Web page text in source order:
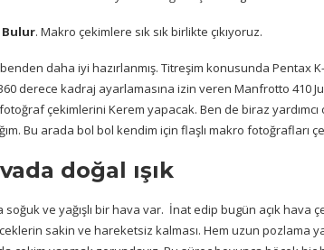
Bulur. Makro çekimlere sık sık birlikte çıkıyoruz.
daha iyi hazırlanmış. Titreşim konusunda Pentax
derece kadraj ayarlamasına izin veren Manfrotto 410
çekimlerini Kerem yapacak. Ben de biraz
Bu arada bol bol kendim için flaşlı makro fotoğrafları
doğal ışık
ve yağışlı bir hava var. İnat edip bugün açık hava
sakin ve hareketsiz kalması. Hem uzun pozlama